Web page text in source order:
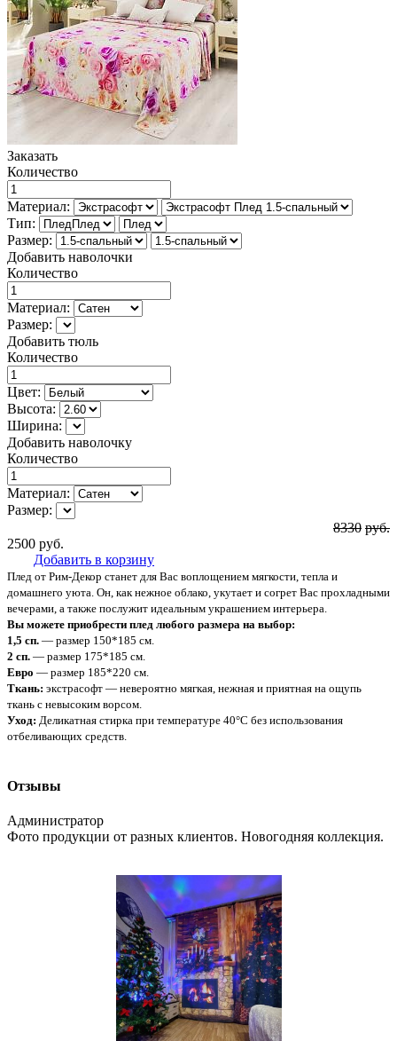
Заказать
Количество
Материал:
Тип:
Размер:
Добавить наволочки
Количество
Материал:
Размер:
Добавить тюль
Количество
Цвет:
Высота:
Ширина:
Добавить наволочку
Количество
Материал:
Размер:
8330 руб.
2500 руб.
Добавить в корзину
Плед от Рим-Декор станет для Вас воплощением мягкости, тепла и
домашнего уюта. Он, как нежное облако, укутает и согрет Вас прохладными
вечерами, а также послужит идеальным украшением интерьера.
Вы можете приобрести плед любого размера на выбор:
1,5 сп. — размер 150*185 см.
2 сп. — размер 175*185 см.
Евро — размер 185*220 см.
Ткань: экстрасофт — невероятно мягкая, нежная и приятная на ощупь
ткань с невысоким ворсом.
Уход: Деликатная стирка при температуре 40°С без использования
отбеливающих средств.
Отзывы
Администратор
Фото продукции от разных клиентов. Новогодняя коллекция.